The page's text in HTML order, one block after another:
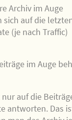
Archiv im Auge
sich auf die
(je nach Traffic)
im Auge
auf die
antworten. Das